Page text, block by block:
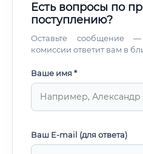
Есть вопросы по
поступлению?
Оставьте сообщение
комиссии ответит вам в
Ваше имя *
Ваш E-mail (для ответа)